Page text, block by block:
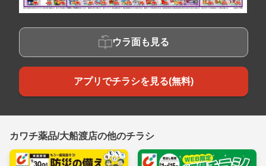
ウラ面も見る
アプリでチラシを見る(無料)
カワチ薬品/大船渡店の他のチラシ